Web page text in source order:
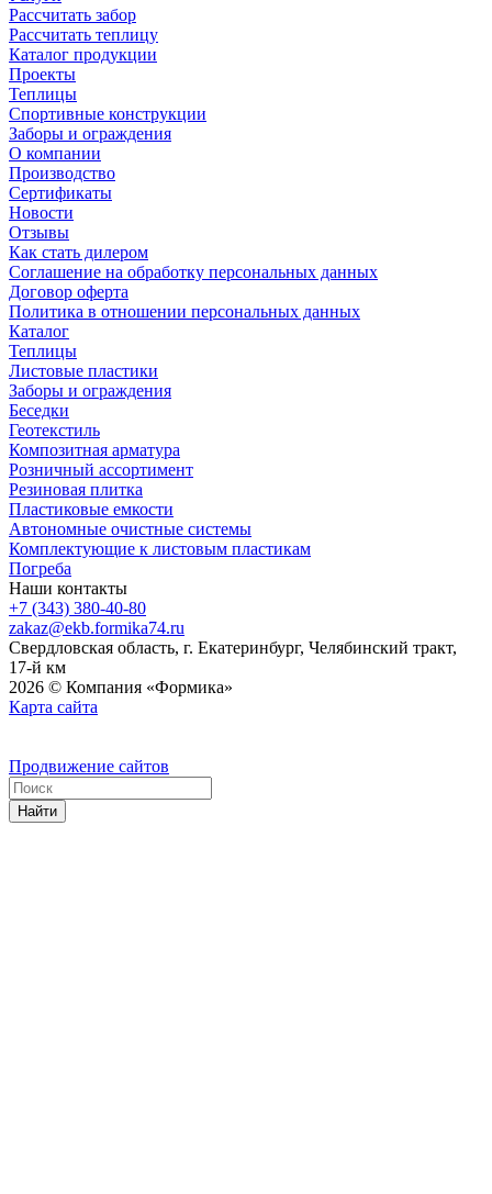
Рассчитать забор
Рассчитать теплицу
Каталог продукции
Проекты
Теплицы
Спортивные конструкции
Заборы и ограждения
О компании
Производство
Сертификаты
Новости
Отзывы
Как стать дилером
Соглашение на обработку персональных данных
Договор оферта
Политика в отношении персональных данных
Каталог
Теплицы
Листовые пластики
Заборы и ограждения
Беседки
Геотекстиль
Композитная арматура
Розничный ассортимент
Резиновая плитка
Пластиковые емкости
Автономные очистные системы
Комплектующие к листовым пластикам
Погреба
Наши контакты
+7 (343) 380-40-80
zakaz@ekb.formika74.ru
Свердловская область, г. Екатеринбург, Челябинский тракт,
17-й км
2026 © Компания «Формика»
Карта сайта
Продвижение сайтов
Найти